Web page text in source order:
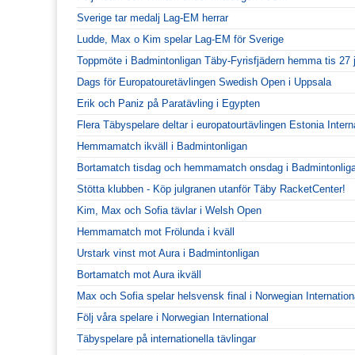
Sverige tar medalj Lag-EM herrar
Ludde, Max o Kim spelar Lag-EM för Sverige
Toppmöte i Badmintonligan Täby-Fyrisfjädern hemma tis 27
Dags för Europatouretävlingen Swedish Open i Uppsala
Erik och Paniz på Paratävling i Egypten
Flera Täbyspelare deltar i europatourtävlingen Estonia
Hemmamatch ikväll i Badmintonligan
Bortamatch tisdag och hemmamatch onsdag i
Stötta klubben - Köp julgranen utanför Täby RacketCenter!
Kim, Max och Sofia tävlar i Welsh Open
Hemmamatch mot Frölunda i kväll
Urstark vinst mot Aura i Badmintonligan
Bortamatch mot Aura ikväll
Max och Sofia spelar helsvensk final i Norwegian
Följ våra spelare i Norwegian International
Täbyspelare på internationella tävlingar